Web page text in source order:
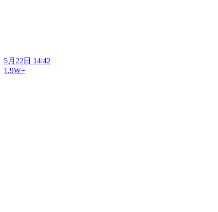
5月22日 14:42
1.9W+